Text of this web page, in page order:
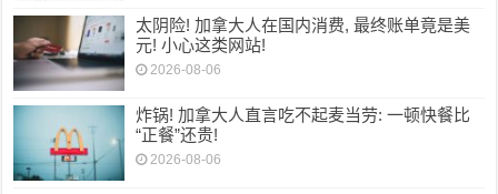
太阴险! 加拿大人在国内消费, 最终账单竟是美
元! 小心这类网站!
2026-08-06
炸锅! 加拿大人直言吃不起麦当劳: 一顿快餐比
“正餐”还贵!
2026-08-06